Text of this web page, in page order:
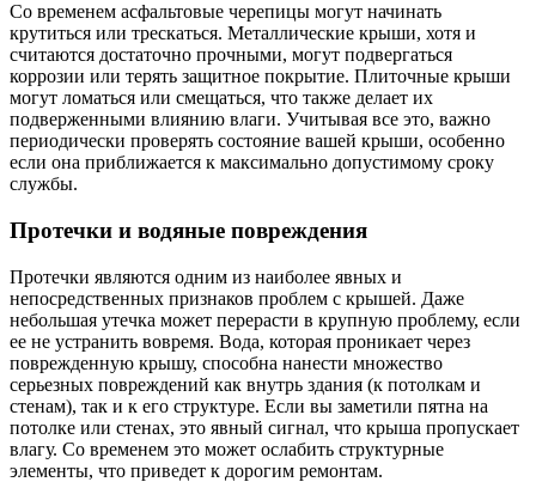
Со временем асфальтовые черепицы могут начинать
крутиться или трескаться. Металлические крыши, хотя и
считаются достаточно прочными, могут подвергаться
коррозии или терять защитное покрытие. Плиточные крыши
могут ломаться или смещаться, что также делает их
подверженными влиянию влаги. Учитывая все это, важно
периодически проверять состояние вашей крыши, особенно
если она приближается к максимально допустимому сроку
службы.
Протечки и водяные повреждения
Протечки являются одним из наиболее явных и
непосредственных признаков проблем с крышей. Даже
небольшая утечка может перерасти в крупную проблему, если
ее не устранить вовремя. Вода, которая проникает через
поврежденную крышу, способна нанести множество
серьезных повреждений как внутрь здания (к потолкам и
стенам), так и к его структуре. Если вы заметили пятна на
потолке или стенах, это явный сигнал, что крыша пропускает
влагу. Со временем это может ослабить структурные
элементы, что приведет к дорогим ремонтам.